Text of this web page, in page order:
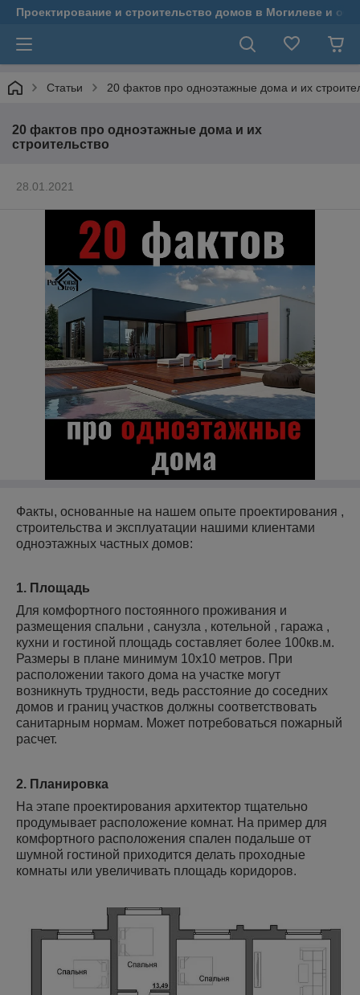
Проектирование и строительство домов в Могилеве и
Статьи 20 фактов про одноэтажные дома и их
20 фактов про одноэтажные дома и их
строительство
28.01.2021
Факты, основанные на нашем опыте проектирования ,
строительства и эксплуатации нашими клиентами
одноэтажных частных домов:
1. Площадь
Для комфортного постоянного проживания и
размещения спальни , санузла , котельной , гаража ,
кухни и гостиной площадь составляет более 100кв.м.
Размеры в плане минимум 10х10 метров. При
расположении такого дома на участке могут
возникнуть трудности, ведь расстояние до соседних
домов и границ участков должны соответствовать
санитарным нормам. Может потребоваться пожарный
расчет.
2. Планировка
На этапе проектирования архитектор тщательно
продумывает расположение комнат. На пример для
комфортного расположения спален подальше от
шумной гостиной приходится делать проходные
комнаты или увеличивать площадь коридоров.